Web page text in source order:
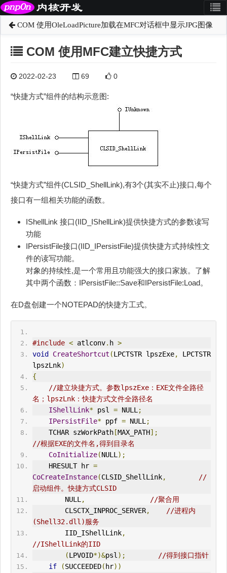
COM 使用OleLoadPicture加载在MFC对话框中显示JPG图像
COM 使用MFC建立快捷方式
2022-02-23 69 0
“快捷方式”组件的结构示意图:
“快捷方式”组件(CLSID_ShellLink),有3个(其实不止)接口,每个
接口有一组相关功能的函数。
IShellLink 接口(IID_IShellLink)提供快捷方式的参数读写
功能
IPersistFile接口(IID_IPersistFile)提供快捷方式持续性文
件的读写功能。
对象的持续性,是一个常用且功能强大的接口家族。了解
其中两个函数：IPersistFile::Save和IPersistFile:Load。
在D盘创建一个NOTEPAD的快捷方工式。
#include < atlconv. h >
void
CreateShortcut (LPCTSTR lpszExe,
LPCTSTR
lpszLnk)
{
//建立块捷方式。参数lpszExe：EXE文件全路径
名；lpszLnk：快捷方式文件全路径名
IShellLink* psl = NULL ;
IPersistFile* ppf = NULL ;
    TCHAR szWorkPath
[MAX_PATH];
//根据EXE的文件名,得到目录名
CoInitialize(NULL );
HRESULT hr =
CoCreateInstance(CLSID_ShellLink,
//
启动组件。快捷方式CLSID
        NULL
,
//聚合用
        CLSCTX_INPROC_SERVER
,
//进程内
(Shell32.dll)服务
        IID_IShellLink
,
//IShellLink的IID
(LPVOID*)&psl );
//得到接口指针
if
(SUCCEEDED( hr))